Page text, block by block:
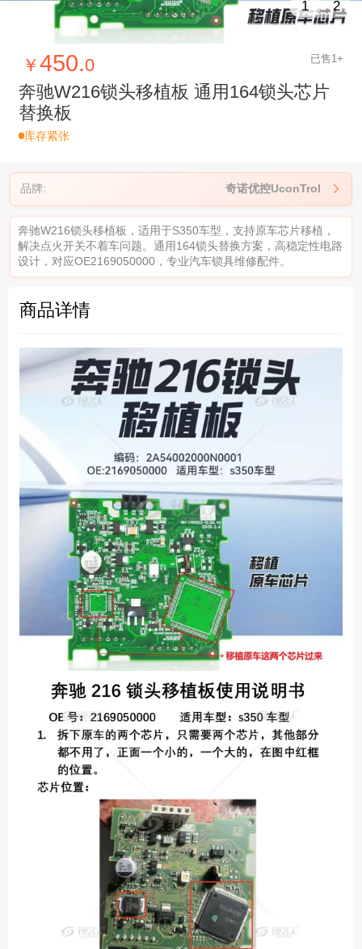
1 2
￥450.0 已售1+
奔驰W216锁头移植板 通用164锁头芯片
替换板
库存紧张
品牌: 奇诺优控UconTrol 
奔驰W216锁头移植板，适用于S350车型，支持原车芯片移植，
解决点火开关不着车问题。通用164锁头替换方案，高稳定性电路
设计，对应OE2169050000，专业汽车锁具维修配件。
商品详情